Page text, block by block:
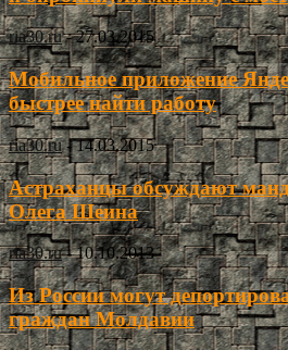
ria30.ru - 27.03.2015
Мобильное приложение
быстрее найти работу
ria30.ru - 14.03.2015
Астраханцы обсуждают
Олега Шеина
ria30.ru - 10.10.2013
Из России могут
граждан Молдавии